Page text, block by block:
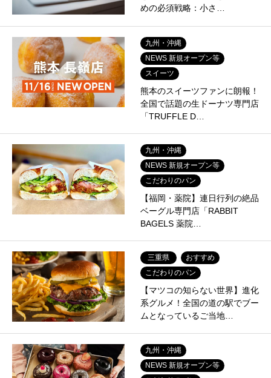
めの必須戦略：小さ…
九州・沖縄
NEWS 新規オープン等
スイーツ
熊本のスイーツファンに朗報！
全国で話題の生ドーナツ専門店
「TRUFFLE D…
九州・沖縄
NEWS 新規オープン等
こだわりのパン
【福岡・薬院】連日行列の絶品
ベーグル専門店「RABBIT
BAGELS 薬院…
三重県
おすすめ
こだわりのパン
【マツコの知らない世界】進化
系グルメ！全国の道の駅でブー
ムとなっているご当地…
九州・沖縄
NEWS 新規オープン等